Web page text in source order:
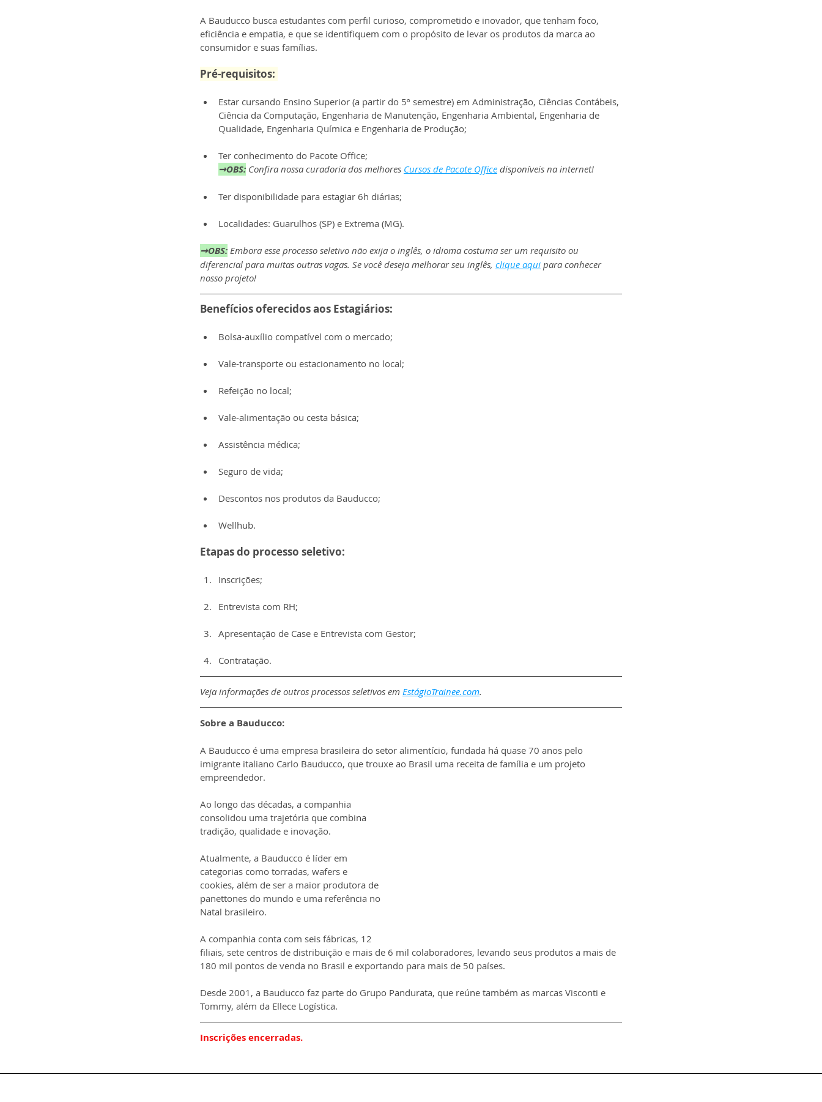
A Bauducco busca estudantes com perfil curioso, comprometido e inovador, que tenham foco,
eficiência e empatia, e que se identifiquem com o propósito de levar os produtos da marca ao
consumidor e suas famílias.
Pré-requisitos:
Estar cursando Ensino Superior (a partir do 5º semestre) em Administração, Ciências Contábeis,
Ciência da Computação, Engenharia de Manutenção, Engenharia Ambiental, Engenharia de
Qualidade, Engenharia Química e Engenharia de Produção;
Ter conhecimento do Pacote Office;
➞OBS: Confira nossa curadoria dos melhores Cursos de Pacote Office disponíveis na internet!
Ter disponibilidade para estagiar 6h diárias;
Localidades: Guarulhos (SP) e Extrema (MG).
➞OBS: Embora esse processo seletivo não exija o inglês, o idioma costuma ser um requisito ou
diferencial para muitas outras vagas. Se você deseja melhorar seu inglês, clique aqui para conhecer
nosso projeto!
Benefícios oferecidos aos Estagiários:
Bolsa-auxílio compatível com o mercado;
Vale-transporte ou estacionamento no local;
Refeição no local;
Vale-alimentação ou cesta básica;
Assistência médica;
Seguro de vida;
Descontos nos produtos da Bauducco;
Wellhub.
Etapas do processo seletivo:
Inscrições;
Entrevista com RH;
Apresentação de Case e Entrevista com Gestor;
Contratação.
Veja informações de outros processos seletivos em EstágioTrainee.com.
Sobre a Bauducco:
A Bauducco é uma empresa brasileira do setor alimentício, fundada há quase 70 anos pelo
imigrante italiano Carlo Bauducco, que trouxe ao Brasil uma receita de família e um projeto
empreendedor.
Ao longo das décadas, a companhia
consolidou uma trajetória que combina
tradição, qualidade e inovação.
Atualmente, a Bauducco é líder em
categorias como torradas, wafers e
cookies, além de ser a maior produtora de
panettones do mundo e uma referência no
Natal brasileiro.
A companhia conta com seis fábricas, 12
filiais, sete centros de distribuição e mais de 6 mil colaboradores, levando seus produtos a mais de
180 mil pontos de venda no Brasil e exportando para mais de 50 países.
Desde 2001, a Bauducco faz parte do Grupo Pandurata, que reúne também as marcas Visconti e
Tommy, além da Ellece Logística.
Inscrições encerradas.